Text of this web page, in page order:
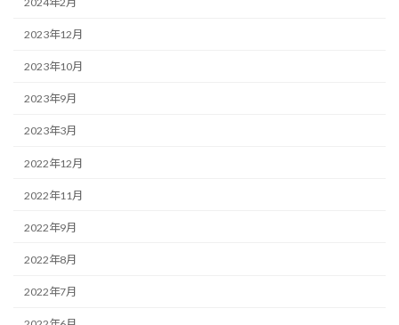
2023年12月
2023年10月
2023年9月
2023年3月
2022年12月
2022年11月
2022年9月
2022年8月
2022年7月